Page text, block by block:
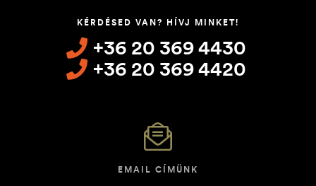
KÉRDÉSED VAN? HÍVJ MINKET!
+36 20 369 4430
+36 20 369 4420
EMAIL CÍMÜNK